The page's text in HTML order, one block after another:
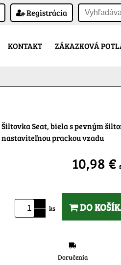
Registrácia
KONTAKT ZÁKAZKOVÁ
Šiltovka Seat, biela s pevným
nastaviteľnou prackou vzadu
10,98 €
ks DO
Doručenia